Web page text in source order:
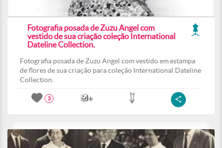
Fotografia posada de Zuzu Angel com
vestido de sua criação coleção International
Dateline Collection.
Fotografia posada de Zuzu Angel com vestido em estampa
de flores de sua criação para coleção International Dateline
Collection.
3